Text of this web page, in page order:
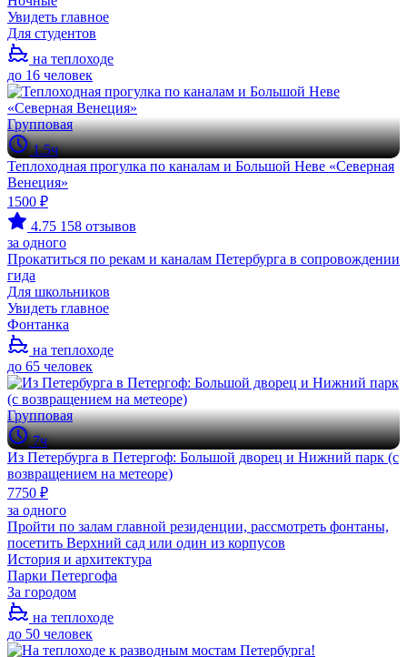
Увидеть главное
Для студентов
на теплоходе
до 16 человек
Групповая
1.5ч
Теплоходная прогулка по каналам и Большой Неве «Северная
Венеция»
1500 ₽
4.75 158 отзывов
за одного
Прокатиться по рекам и каналам Петербурга в сопровождении
гида
Для школьников
Увидеть главное
Фонтанка
на теплоходе
до 65 человек
Групповая
7ч
Из Петербурга в Петергоф: Большой дворец и Нижний парк (с
возвращением на метеоре)
7750 ₽
за одного
Пройти по залам главной резиденции, рассмотреть фонтаны,
посетить Верхний сад или один из корпусов
История и архитектура
Парки Петергофа
За городом
на теплоходе
до 50 человек